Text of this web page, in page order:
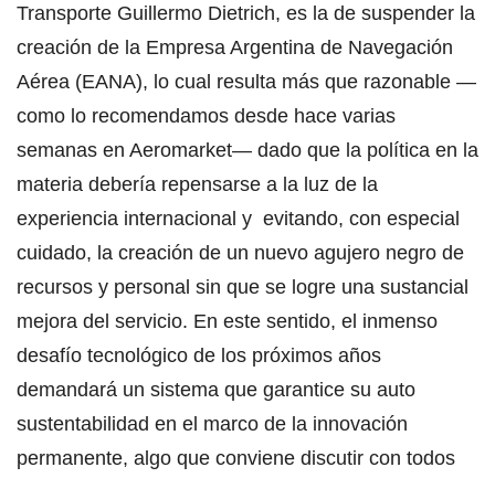
Transporte Guillermo Dietrich, es la de suspender la
creación de la Empresa Argentina de Navegación
Aérea (EANA), lo cual resulta más que razonable —
como lo recomendamos desde hace varias
semanas en Aeromarket— dado que la política en la
materia debería repensarse a la luz de la
experiencia internacional y evitando, con especial
cuidado, la creación de un nuevo agujero negro de
recursos y personal sin que se logre una sustancial
mejora del servicio. En este sentido, el inmenso
desafío tecnológico de los próximos años
demandará un sistema que garantice su auto
sustentabilidad en el marco de la innovación
permanente, algo que conviene discutir con todos